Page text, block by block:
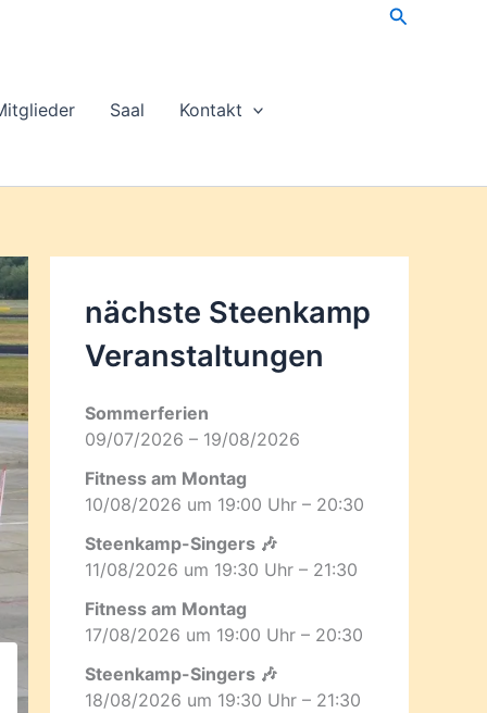
Suchen
Saal Kontakt
nächste Steenkamp
Veran­staltungen
Sommerferien
09/07/2026 – 19/08/2026
Fitness am Montag
10/08/2026 um 19:00 Uhr – 20:30
Steenkamp-Singers 🎶
11/08/2026 um 19:30 Uhr – 21:30
Fitness am Montag
17/08/2026 um 19:00 Uhr – 20:30
Steenkamp-Singers 🎶
18/08/2026 um 19:30 Uhr – 21:30